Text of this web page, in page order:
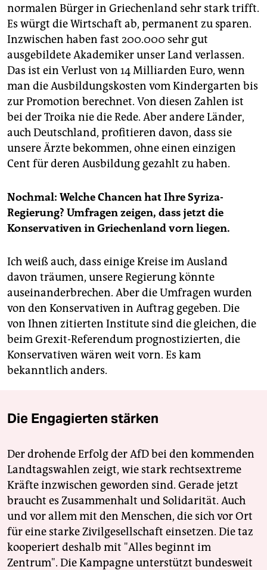
normalen Bürger in Griechenland sehr stark trifft.
Es würgt die Wirtschaft ab, permanent zu sparen.
Inzwischen haben fast 200.000 sehr gut
ausgebildete Akademiker unser Land verlassen.
Das ist ein Verlust von 14 Milliarden Euro, wenn
man die Ausbildungskosten vom Kindergarten bis
zur Promotion berechnet. Von diesen Zahlen ist
bei der Troika nie die Rede. Aber andere Länder,
auch Deutschland, profitieren davon, dass sie
unsere Ärzte bekommen, ohne einen einzigen
Cent für deren Ausbildung gezahlt zu haben.
Nochmal: Welche Chancen hat Ihre Syriza-
Regierung? Umfragen zeigen, dass jetzt die
Konservativen in Griechenland vorn liegen.
Ich weiß auch, dass einige Kreise im Ausland
davon träumen, unsere Regierung könnte
auseinanderbrechen. Aber die Umfragen wurden
von den Konservativen in Auftrag gegeben. Die
von Ihnen zitierten Institute sind die gleichen, die
beim Grexit-Referendum prognostizierten, die
Konservativen wären weit vorn. Es kam
bekanntlich anders.
Die Engagierten stärken
Der drohende Erfolg der AfD bei den kommenden
Landtagswahlen zeigt, wie stark rechtsextreme
Kräfte inzwischen geworden sind. Gerade jetzt
braucht es Zusammenhalt und Solidarität. Auch
und vor allem mit den Menschen, die sich vor Ort
für eine starke Zivilgesellschaft einsetzen. Die taz
kooperiert deshalb mit "Alles beginnt im
Zentrum". Die Kampagne unterstützt bundesweit